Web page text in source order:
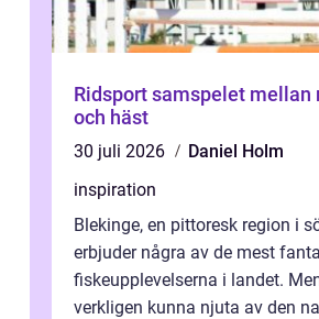
Ridsport samspelet mellan människa
och häst
30 juli 2026
Daniel Holm
inspiration
Blekinge, en pittoresk region i
erbjuder några av de mest
fiskeupplevelserna i landet.
verkligen kunna njuta av den